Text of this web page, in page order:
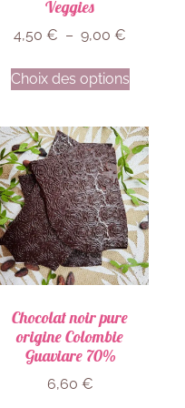
Veggies
4,50 € – 9,00 €
Choix des options
Chocolat noir pure
origine Colombie
Guaviare 70%
6,60 €